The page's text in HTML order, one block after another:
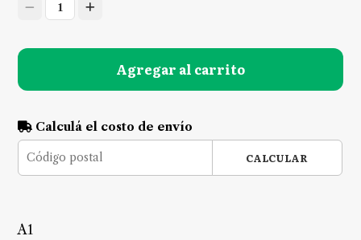
1
Agregar al carrito
Calculá el costo de envío
CALCULAR
A1